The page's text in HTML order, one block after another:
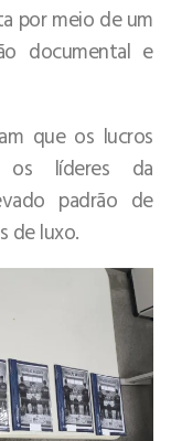
por meio de um
documental e
que os lucros
os líderes da
padrão de
de luxo.